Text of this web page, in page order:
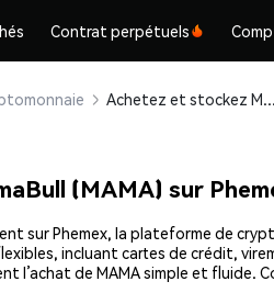
Contrat perpétuels
Achetez et stockez MamaBull (MAMA) en toute sécurité
(MAMA) sur
sur Phemex, la plateforme de
incluant cartes de crédit,
l’achat de MAMA simple et